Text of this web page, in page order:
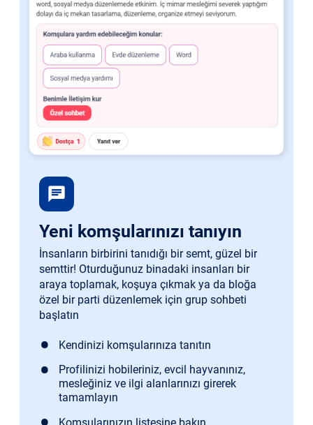
chat
Yeni komşularınızı tanıyın
İnsanların birbirini tanıdığı bir semt, güzel bir
semttir! Oturduğunuz binadaki insanları bir
araya toplamak, koşuya çıkmak ya da bloğa
özel bir parti düzenlemek için grup sohbeti
başlatın
Kendinizi komşularınıza tanıtın
Profilinizi hobileriniz, evcil hayvanınız,
mesleğiniz ve ilgi alanlarınızı girerek
tamamlayın